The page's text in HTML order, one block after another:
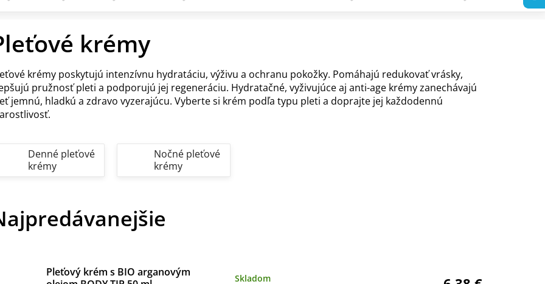
krémy
krémy poskytujú intenzívnu hydratáciu, výživu a ochranu pokožky. Pomáhajú redukovať vrásky,
pružnosť pleti a podporujú jej regeneráciu. Hydratačné, vyživujúce aj anti-age krémy zanechávajú
jemnú, hladkú a zdravo vyzerajúcu. Vyberte si krém podľa typu pleti a doprajte jej každodennú
Denné pleťové
krémy
Nočné pleťové
krémy
Pleťový krém s BIO arganovým
Skladom